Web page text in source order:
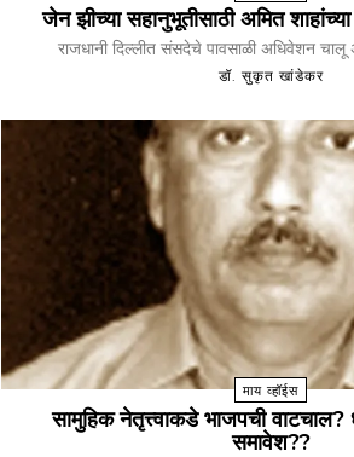
जेन झीच्या सहानुभूतीसाठी अमित शाहांच्या
राजधानी दिल्लीत संसदेचे पावसाळी अधिवेशन
डॉ. सुकृत खांडेकर
माय व्हॉईस
सामुहिक नेतृत्त्वाकडे भाजपची वाटचाल?
समावेश??